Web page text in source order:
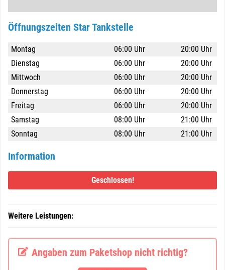
Öffnungszeiten Star Tankstelle
Montag 06:00 Uhr
20:00 Uhr
Dienstag
06:00 Uhr
20:00 Uhr
Mittwoch
06:00 Uhr
20:00 Uhr
Donnerstag
06:00 Uhr
20:00 Uhr
Freitag
06:00 Uhr
20:00 Uhr
Samstag
08:00 Uhr
21:00 Uhr
Sonntag
08:00 Uhr 21:00 Uhr
Information
Geschlossen!
Weitere Leistungen:
Angaben zum Paketshop nicht richtig?